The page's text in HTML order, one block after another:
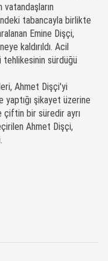
vatandaşların
tabancayla birlikte
Emine Dişçi,
kaldırıldı. Acil
tehlikesinin sürdüğü
Ahmet Dişçi'yi
yaptığı şikayet üzerine
çiftin bir süredir ayrı
Ahmet Dişçi,